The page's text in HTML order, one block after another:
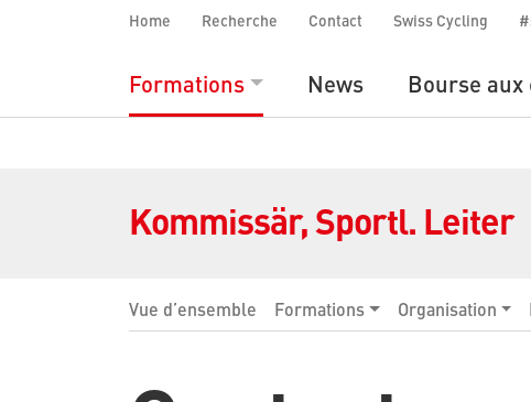
Home Recherche Contact Swiss Cycling
Formations News Bourse aux
Kommissär, Sportl. Leiter
Vue d’ensemble Formations Organisation